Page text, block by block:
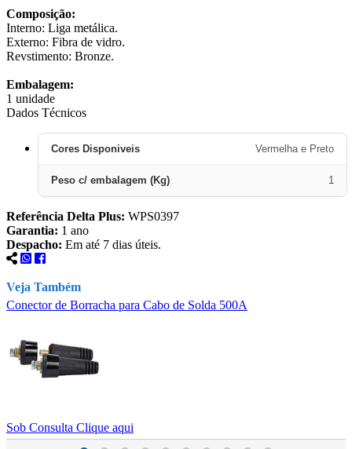
Composição:
Interno: Liga metálica.
Externo: Fibra de vidro.
Revstimento: Bronze.
Embalagem:
1 unidade
Dados Técnicos
Cores Disponiveis Vermelha e Preto
Peso c/ embalagem (Kg) 1
Referência Delta Plus: WPS0397
Garantia: 1 ano
Despacho: Em até 7 dias úteis.
Veja Também
Conector de Borracha para Cabo de Solda 500A
Sob Consulta Clique aqui